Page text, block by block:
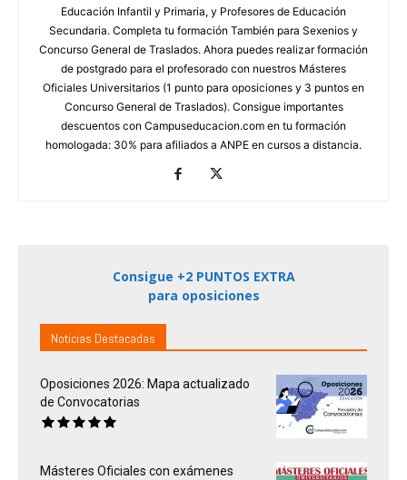
Educación Infantil y Primaria, y Profesores de Educación
Secundaria. Completa tu formación También para Sexenios y
Concurso General de Traslados. Ahora puedes realizar formación
de postgrado para el profesorado con nuestros Másteres
Oficiales Universitarios (1 punto para oposiciones y 3 puntos en
Concurso General de Traslados). Consigue importantes
descuentos con Campuseducacion.com en tu formación
homologada: 30% para afiliados a ANPE en cursos a distancia.
Consigue +2 PUNTOS EXTRA
para oposiciones
Noticias Destacadas
Oposiciones 2026: Mapa actualizado
de Convocatorias
Másteres Oficiales con exámenes